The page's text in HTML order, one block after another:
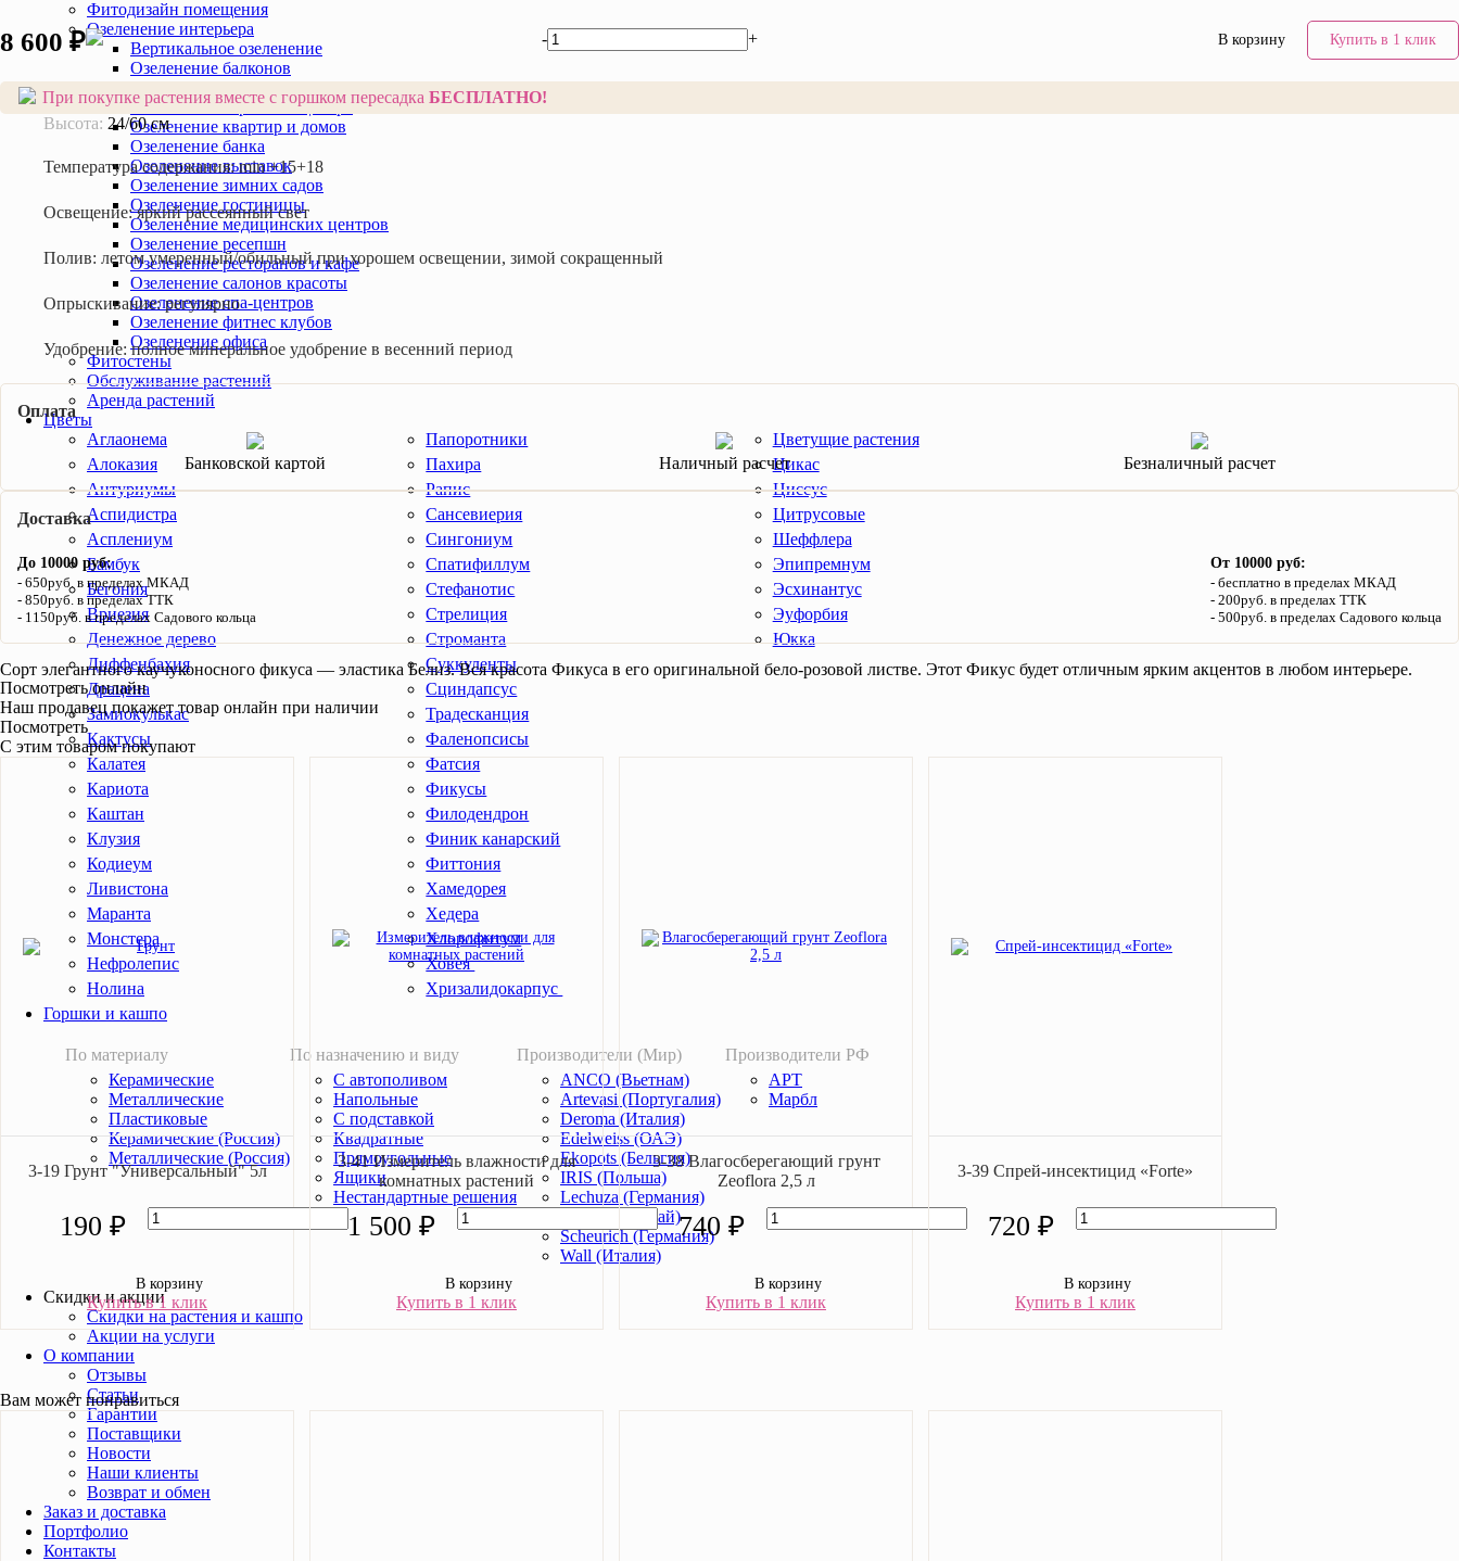
Фитодизайн помещения
Озеленение интерьера
Вертикальное озеленение
Озеленение балконов
Озеленение бизнес-центра
Озеленение торгового центра
Озеленение квартир и домов
Озеленение банка
Озеленение выставок
Озеленение зимних садов
Озеленение гостиницы
Озеленение медицинских центров
Озеленение ресепшн
Озеленение ресторанов и кафе
Озеленение салонов красоты
Озеленение спа-центров
Озеленение фитнес клубов
Озеленение офиса
Фитостены
Обслуживание растений
Аренда растений
Цветы
Аглаонема
Алоказия
Антуриумы
Аспидистра
Асплениум
Бамбук
Бегония
Вриезия
Денежное дерево
Диффенбахия
Драцена
Замиокулькас
Кактусы
Калатея
Кариота
Каштан
Клузия
Кодиеум
Ливистона
Маранта
Монстера
Нефролепис
Нолина
Папоротники
Пахира
Рапис
Сансевиерия
Сингониум
Спатифиллум
Стефанотис
Стрелиция
Строманта
Суккуленты
Сциндапсус
Традесканция
Фаленопсисы
Фатсия
Фикусы
Филодендрон
Финик канарский
Фиттония
Хамедорея
Хедера
Хлорофитум
Ховея
Хризалидокарпус
Цветущие растения
Цикас
Циссус
Цитрусовые
Шеффлера
Эпипремнум
Эсхинантус
Эуфорбия
Юкка
Горшки и кашпо
По материалу
Керамические
Металлические
Пластиковые
Керамические (Россия)
Металлические (Россия)
По назначению и виду
С автополивом
Напольные
С подставкой
Квадратные
Прямоугольные
Ящики
Нестандартные решения
Производители (Мир)
ANCO (Вьетнам)
Artevasi (Португалия)
Deroma (Италия)
Edelweiss (ОАЭ)
Ekopots (Бельгия)
IRIS (Польша)
Lechuza (Германия)
Lechuza (Китай)
Scheurich (Германия)
Wall (Италия)
Производители РФ
АРТ
Марбл
Скидки и акции
Скидки на растения и кашпо
Акции на услуги
О компании
Отзывы
Статьи
Гарантии
Поставщики
Новости
Наши клиенты
Возврат и обмен
Заказ и доставка
Портфолио
Контакты
8 600 ₽ - + В корзину Купить в 1 клик
При покупке растения вместе с горшком пересадкаБЕСПЛАТНО!
Высота: 24/60 см
Температура содержания:min +15+18
Освещение:яркий рассеянный свет
Полив: летом умеренный/обильный при хорошем освещении, зимой сокращенный
Опрыскивание:регулярно
Удобрение: полное минеральное удобрение в весенний период
Оплата
Банковской картой Наличный расчет Безналичный расчет
Доставка
До 10000 руб:
650руб. в пределах МКАД
850руб. в пределах ТТК
1150руб. в пределах Садового кольца
От 10000 руб:
бесплатно в пределах МКАД
200руб. в пределах ТТК
500руб. в пределах Садового кольца
Сорт элегантного каучуконосного фикуса — эластика Белиз. Вся красота Фикуса в его оригинальной бело-розовой листве. Этот Фикус будет отличным ярким акцентов в любом интерьере.
Посмотреть онлайн
Наш продавец покажет товар онлайн при наличии
Посмотреть
С этим товаром покупают
3-19 Грунт "Универсальный" 5л
190 ₽
В корзину
Купить в 1 клик
3-41 Измеритель влажности для
комнатных растений
1 500 ₽
В корзину
Купить в 1 клик
3-38 Влагосберегающий грунт
Zeoflora 2,5 л
740 ₽
В корзину
Купить в 1 клик
3-39 Спрей-инсектицид «Forte»
720 ₽
В корзину
Купить в 1 клик
Вам может понравиться